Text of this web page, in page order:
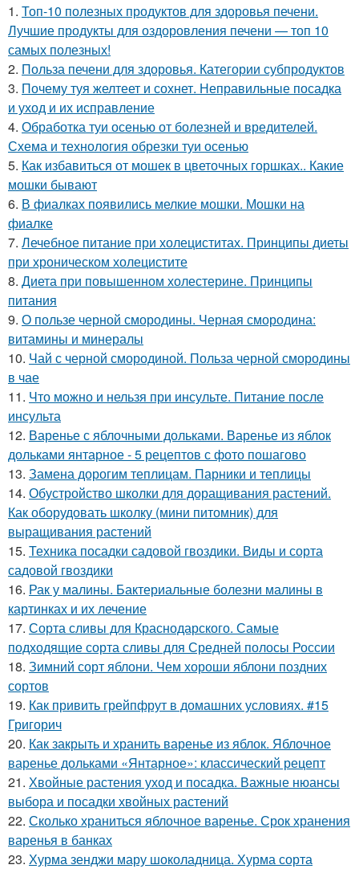
1. Топ-10 полезных продуктов для здоровья печени.
Лучшие продукты для оздоровления печени — топ 10
самых полезных!
2. Польза печени для здоровья. Категории субпродуктов
3. Почему туя желтеет и сохнет. Неправильные посадка
и уход и их исправление
4. Обработка туи осенью от болезней и вредителей.
Схема и технология обрезки туи осенью
5. Как избавиться от мошек в цветочных горшках.. Какие
мошки бывают
6. В фиалках появились мелкие мошки. Мошки на
фиалке
7. Лечебное питание при холециститах. Принципы диеты
при хроническом холецистите
8. Диета при повышенном холестерине. Принципы
питания
9. О пользе черной смородины. Черная смородина:
витамины и минералы
10. Чай с черной смородиной. Польза черной смородины
в чае
11. Что можно и нельзя при инсульте. Питание после
инсульта
12. Варенье с яблочными дольками. Варенье из яблок
дольками янтарное - 5 рецептов с фото пошагово
13. Замена дорогим теплицам. Парники и теплицы
14. Обустройство школки для доращивания растений.
Как оборудовать школку (мини питомник) для
выращивания растений
15. Техника посадки садовой гвоздики. Виды и сорта
садовой гвоздики
16. Рак у малины. Бактериальные болезни малины в
картинках и их лечение
17. Сорта сливы для Краснодарского. Самые
подходящие сорта сливы для Средней полосы России
18. Зимний сорт яблони. Чем хороши яблони поздних
сортов
19. Как привить грейпфрут в домашних условиях. #15
Григорич
20. Как закрыть и хранить варенье из яблок. Яблочное
варенье дольками «Янтарное»: классический рецепт
21. Хвойные растения уход и посадка. Важные нюансы
выбора и посадки хвойных растений
22. Сколько храниться яблочное варенье. Срок хранения
варенья в банках
23. Хурма зенджи мару шоколадница. Хурма сорта